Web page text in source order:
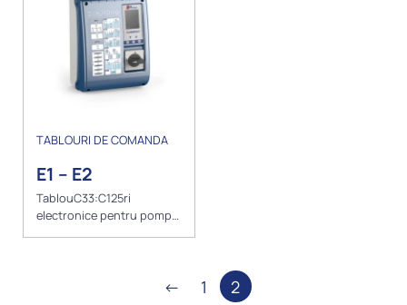
TABLOURI DE COMANDA
E1 – E2
TablouC33:C125ri
electronice pentru pompe
← 1 2